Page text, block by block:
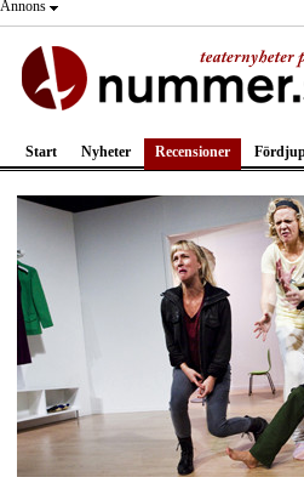
Annons
Start Nyheter Recensioner